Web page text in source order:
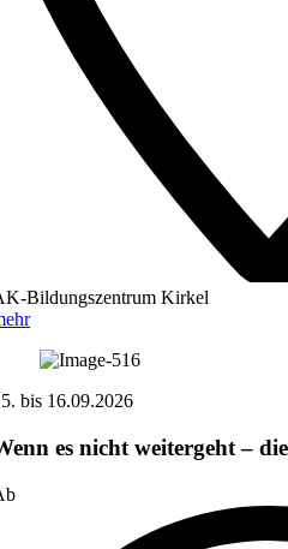
Bildungszentrum Kirkel
bis 16.09.2026
es nicht weitergeht –